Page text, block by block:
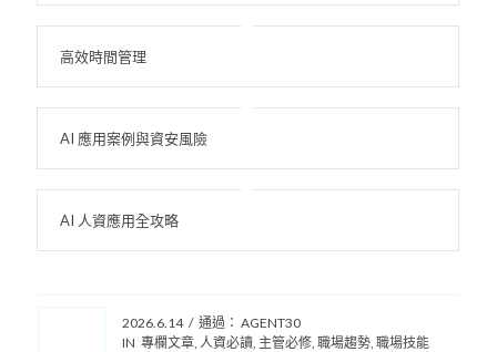
高效時間管理
AI 應用案例與資安風險
AI 人資應用全攻略
2026.6.14 / 通過： AGENT30
IN 專欄文章, 人資必讀, 主管必修, 職場趨勢, 職場技能